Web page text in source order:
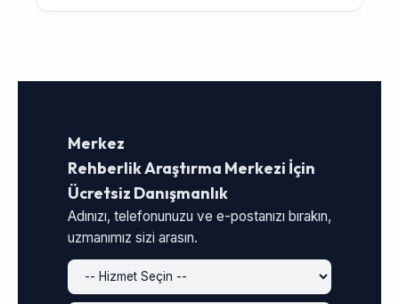
Merkez
Rehberlik Araştırma Merkezi İçin
Ücretsiz Danışmanlık
Adınızı, telefonunuzu ve e-postanızı bırakın,
uzmanımız sizi arasın.